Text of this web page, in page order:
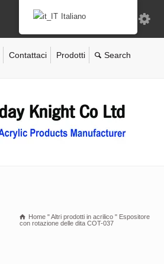
Contattaci Prodotti
Home "Altri prodotti in acrilico " Espositore
con rotazione delle dita COT-037
Italiano